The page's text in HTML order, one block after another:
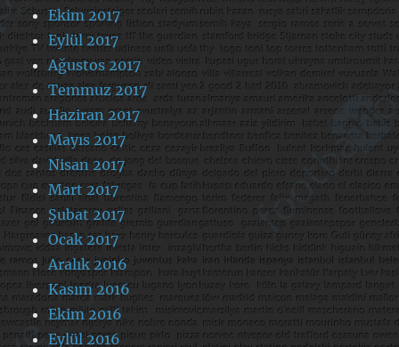
Ekim 2017
Eylül 2017
Ağustos 2017
Temmuz 2017
Haziran 2017
Mayıs 2017
Nisan 2017
Mart 2017
Şubat 2017
Ocak 2017
Aralık 2016
Kasım 2016
Ekim 2016
Eylül 2016